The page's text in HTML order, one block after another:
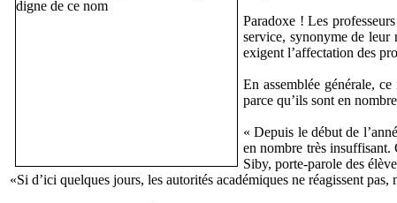
Paradoxe ! Les
service, synonyme de leur
exigent l’affectation des
En assemblée générale,
parce qu’ils sont en
« Depuis le début de
en nombre très insuffisant.
Siby, porte-parole des
«Si d’ici quelques jours, les autorités académiques ne réagissent